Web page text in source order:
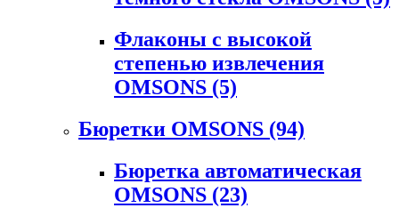
Флаконы с высокой
степенью извлечения
OMSONS (5)
Бюретки OMSONS (94)
Бюретка автоматическая
OMSONS (23)